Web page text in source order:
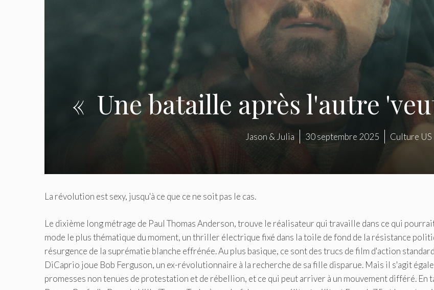
« Une bataille après l'autre
Jason & Julia 30 septembre 2025 Culture US
La révolution est sexy, jusqu'à ce que ce ne soit pas le cas.
Le dixième long métrage de Paul Thomas Anderson, trouve le réalisateur qui travaille dans ce qui
mode le plus thématique du moment, un thriller électrique fixé dans la toile de fond de la résistance
résurgence de la suprématie blanche effrénée. Au plus basique, ce sont des trucs de film d'action
DiCaprio joue Bob Ferguson, un ex-révolutionnaire à la recherche de sa fille disparue. Mais il s'agit
promesses non tenues de protestation et de rébellion, et ce qui peut arriver à un mouvement différé. En